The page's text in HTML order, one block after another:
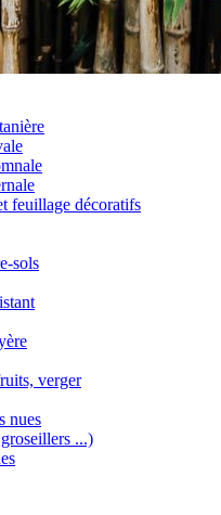
feuillage décoratifs
sols
verger
nues
...)